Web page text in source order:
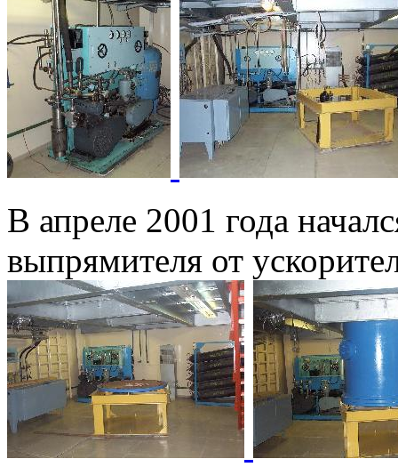
В апреле 2001 года
выпрямителя от